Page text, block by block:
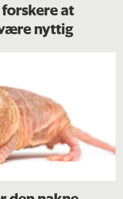
at
nyttig